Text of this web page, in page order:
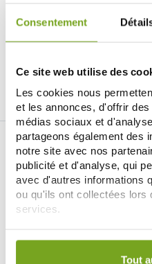
Consentement
Ce site web utilise des
Les cookies nous
et les annonces, d'offrir
médias sociaux et
partageons également des
notre site avec nos
publicité et d'analyse, qui
avec d'autres informations
ou qu'ils ont collectées lors
services.
Votre choix de
Tout
17,45 €
Facebook